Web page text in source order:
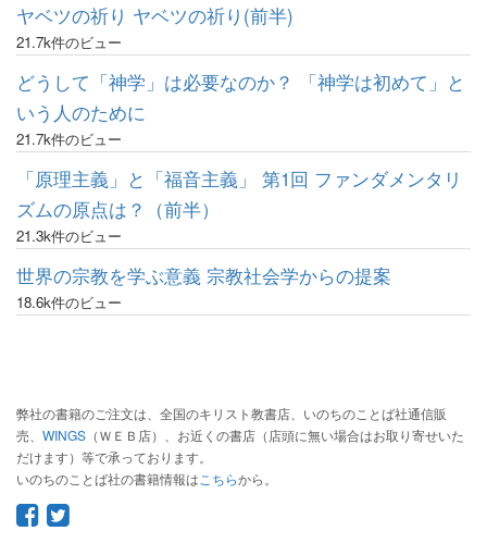
ヤベツの祈り ヤベツの祈り(前半)
21.7k件のビュー
どうして「神学」は必要なのか？ 「神学は初めて」と
いう人のために
21.7k件のビュー
「原理主義」と「福音主義」 第1回 ファンダメンタリ
ズムの原点は？（前半）
21.3k件のビュー
世界の宗教を学ぶ意義 宗教社会学からの提案
18.6k件のビュー
弊社の書籍のご注文は、全国のキリスト教書店、いのちのことば社通信販
売、 WINGS （ＷＥＢ店）、お近くの書店（店頭に無い場合はお取り寄せいた
だけます）等で承っております。
いのちのことば社の書籍情報は こちらから。